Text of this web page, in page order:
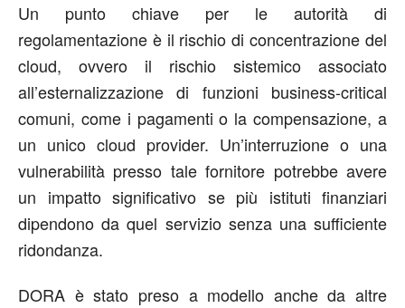
Un punto chiave per le autorità di
regolamentazione è il rischio di concentrazione del
cloud, ovvero il rischio sistemico associato
all’esternalizzazione di funzioni business-critical
comuni, come i pagamenti o la compensazione, a
un unico cloud provider. Un’interruzione o una
vulnerabilità presso tale fornitore potrebbe avere
un impatto significativo se più istituti finanziari
dipendono da quel servizio senza una sufficiente
ridondanza.
DORA è stato preso a modello anche da altre